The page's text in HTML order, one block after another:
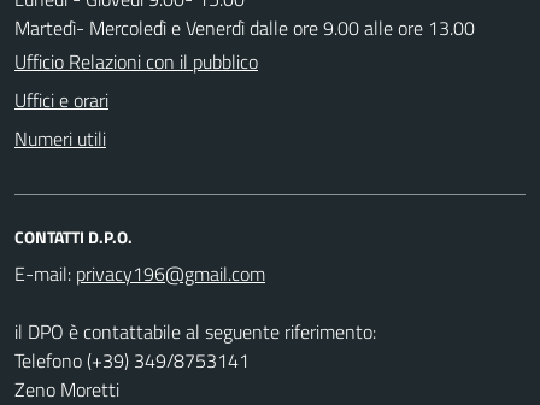
Martedì- Mercoledì e Venerdì dalle ore 9.00 alle ore 13.00
Ufficio Relazioni con il pubblico
Uffici e orari
Numeri utili
CONTATTI D.P.O.
E-mail:
il DPO è contattabile al seguente riferimento:
Telefono (+39) 349/8753141
Zeno Moretti